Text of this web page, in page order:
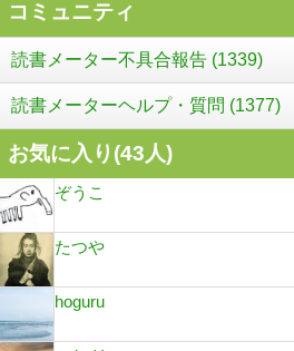
コミュニティ
読書メーター不具合報告 (1339)
読書メーターヘルプ・質問 (1377)
お気に入り(43人)
ぞうこ
たつや
hoguru